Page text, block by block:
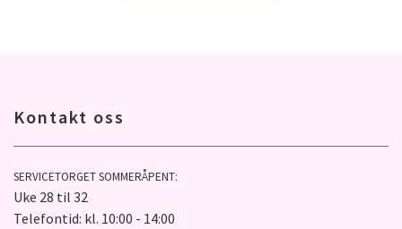
Kontakt oss
SERVICETORGET SOMMERÅPENT:
Uke 28 til 32
Telefontid: kl. 10:00 - 14:00